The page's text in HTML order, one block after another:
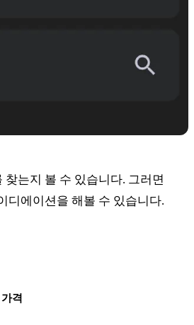
는지 볼 수 있습니다. 그러면
디에이션을 해볼 수 있습니다.
가격